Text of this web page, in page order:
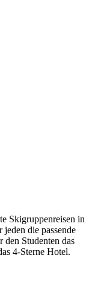
Skigruppenreisen in
die passende
Studenten das
4-Sterne Hotel.